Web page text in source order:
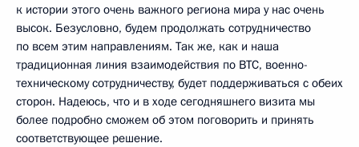
к истории этого очень важного региона мира у нас очень
высок. Безусловно, будем продолжать сотрудничество
по всем этим направлениям. Так же, как и наша
традиционная линия взаимодействия по ВТС, военно-
техническому сотрудничеству, будет поддерживаться с обеих
сторон. Надеюсь, что и в ходе сегодняшнего визита мы
более подробно сможем об этом поговорить и принять
соответствующее решение.